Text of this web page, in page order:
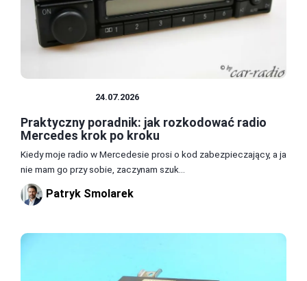
24.07.2026
Praktyczny poradnik: jak rozkodować radio
Mercedes krok po kroku
Kiedy moje radio w Mercedesie prosi o kod zabezpieczający, a ja
nie mam go przy sobie, zaczynam szuk...
Patryk Smolarek